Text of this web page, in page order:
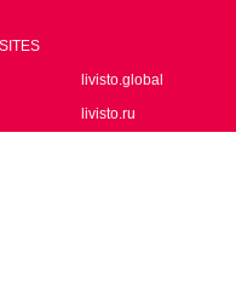
livisto.global
livisto.ru